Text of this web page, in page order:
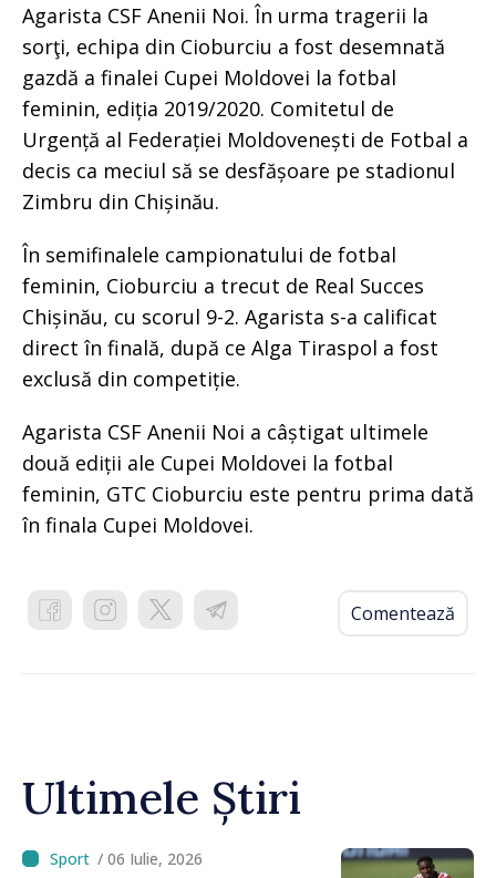
Agarista CSF Anenii Noi. În urma tragerii la
sorţi, echipa din Cioburciu a fost desemnată
gazdă a finalei Cupei Moldovei la fotbal
feminin, ediția 2019/2020. Comitetul de
Urgență al Federației Moldovenești de Fotbal a
decis ca meciul să se desfășoare pe stadionul
Zimbru din Chișinău.
În semifinalele campionatului de fotbal
feminin, Cioburciu a trecut de Real Succes
Chișinău, cu scorul 9-2. Agarista s-a calificat
direct în finală, după ce Alga Tiraspol a fost
exclusă din competiție.
Agarista CSF Anenii Noi a câștigat ultimele
două ediții ale Cupei Moldovei la fotbal
feminin, GTC Cioburciu este pentru prima dată
în finala Cupei Moldovei.
Comentează
Ultimele Știri
/ 06 Iulie, 2026